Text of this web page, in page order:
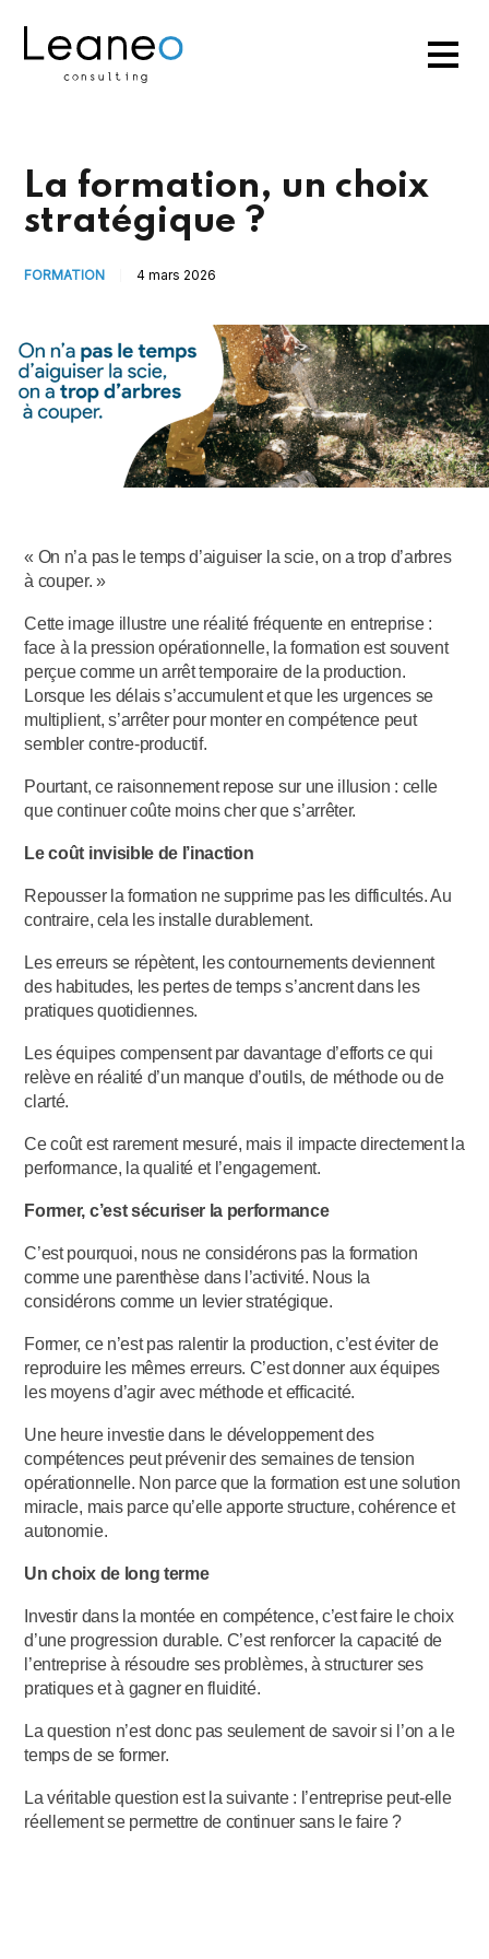
La formation, un choix
stratégique ?
FORMATION 4 mars 2026
« On n’a pas le temps d’aiguiser la scie, on a trop d’arbres
à couper. »
Cette image illustre une réalité fréquente en entreprise :
face à la pression opérationnelle, la formation est souvent
perçue comme un arrêt temporaire de la production.
Lorsque les délais s’accumulent et que les urgences se
multiplient, s’arrêter pour monter en compétence peut
sembler contre-productif.
Pourtant, ce raisonnement repose sur une illusion : celle
que continuer coûte moins cher que s’arrêter.
Le coût invisible de l’inaction
Repousser la formation ne supprime pas les difficultés. Au
contraire, cela les installe durablement.
Les erreurs se répètent, les contournements deviennent
des habitudes, les pertes de temps s’ancrent dans les
pratiques quotidiennes.
Les équipes compensent par davantage d’efforts ce qui
relève en réalité d’un manque d’outils, de méthode ou de
clarté.
Ce coût est rarement mesuré, mais il impacte directement la
performance, la qualité et l’engagement.
Former, c’est sécuriser la performance
C’est pourquoi, nous ne considérons pas la formation
comme une parenthèse dans l’activité. Nous la
considérons comme un levier stratégique.
Former, ce n’est pas ralentir la production, c’est éviter de
reproduire les mêmes erreurs. C’est donner aux équipes
les moyens d’agir avec méthode et efficacité.
Une heure investie dans le développement des
compétences peut prévenir des semaines de tension
opérationnelle. Non parce que la formation est une solution
miracle, mais parce qu’elle apporte structure, cohérence et
autonomie.
Un choix de long terme
Investir dans la montée en compétence, c’est faire le choix
d’une progression durable. C’est renforcer la capacité de
l’entreprise à résoudre ses problèmes, à structurer ses
pratiques et à gagner en fluidité.
La question n’est donc pas seulement de savoir si l’on a le
temps de se former.
La véritable question est la suivante : l’entreprise peut-elle
réellement se permettre de continuer sans le faire ?